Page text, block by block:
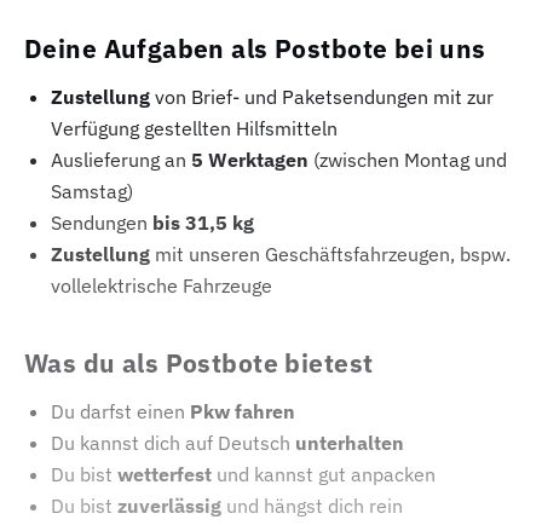
Deine Aufgaben als Postbote bei uns
Zustellung von Brief- und Paketsendungen mit zur
Verfügung gestellten Hilfsmitteln
Auslieferung an 5 Werktagen (zwischen Montag und
Samstag)
Sendungen bis 31,5 kg
Zustellung mit unseren Geschäftsfahrzeugen, bspw.
vollelektrische Fahrzeuge
Was du als Postbote bietest
Du darfst einen Pkw fahren
Du kannst dich auf Deutsch unterhalten
Du bist wetterfest und kannst gut anpacken
Du bist zuverlässig und hängst dich rein